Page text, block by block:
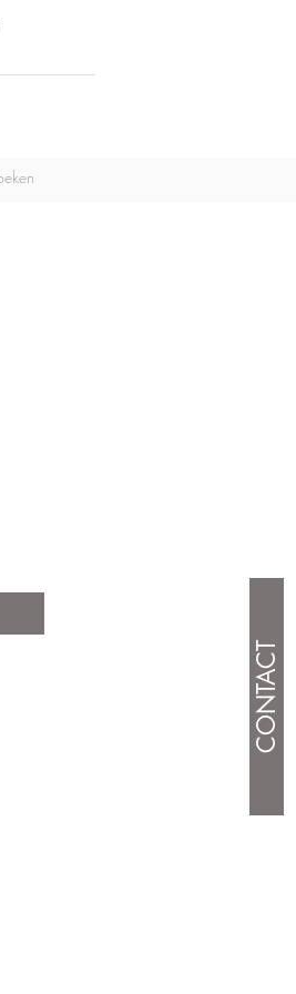
CONTACT